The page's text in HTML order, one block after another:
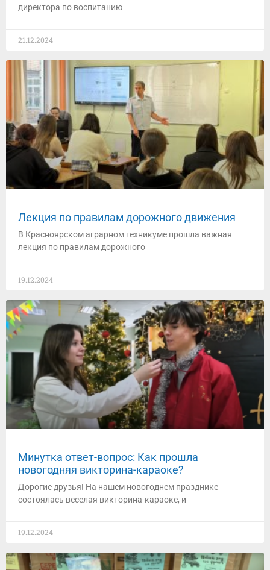
директора по воспитанию
21.12.2024
Лекция по правилам дорожного движения
В Красноярском аграрном техникуме прошла важная
лекция по правилам дорожного
19.12.2024
Минутка ответ-вопрос: Как прошла
новогодняя викторина-караоке?
Дорогие друзья! На нашем новогоднем празднике
состоялась веселая викторина-караоке, и
19.12.2024